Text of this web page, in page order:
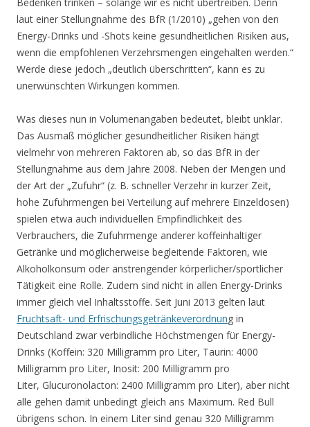
laut einer Stellungnahme des BfR (1/2010) „gehen von den
Energy-Drinks und -Shots keine gesundheitlichen Risiken aus,
wenn die empfohlenen Verzehrsmengen eingehalten werden.“
Werde diese jedoch „deutlich überschritten“, kann es zu
unerwünschten Wirkungen kommen.
Was dieses nun in Volumenangaben bedeutet, bleibt unklar.
Das Ausmaß möglicher gesundheitlicher Risiken hängt
vielmehr von mehreren Faktoren ab, so das BfR in der
Stellungnahme aus dem Jahre 2008. Neben der Mengen und
der Art der „Zufuhr“ (z. B. schneller Verzehr in kurzer Zeit,
hohe Zufuhrmengen bei Verteilung auf mehrere Einzeldosen)
spielen etwa auch individuellen Empfindlichkeit des
Verbrauchers, die Zufuhrmenge anderer koffeinhaltiger
Getränke und möglicherweise begleitende Faktoren, wie
Alkoholkonsum oder anstrengender körperlicher/sportlicher
Tätigkeit eine Rolle. Zudem sind nicht in allen Energy-Drinks
immer gleich viel Inhaltsstoffe. Seit Juni 2013 gelten laut
Fruchtsaft- und Erfrischungsgetränkeverordnung in
Deutschland zwar verbindliche Höchstmengen für Energy-
Drinks (Koffein: 320 Milligramm pro Liter, Taurin: 4000
Milligramm pro Liter, Inosit: 200 Milligramm pro
Liter, Glucuronolacton: 2400 Milligramm pro Liter), aber nicht
alle gehen damit unbedingt gleich ans Maximum. Red Bull
übrigens schon. In einem Liter sind genau 320 Milligramm